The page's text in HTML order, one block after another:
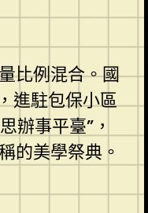
比例混合。國
進駐包保小區
辦事平臺”，
的美學祭典。